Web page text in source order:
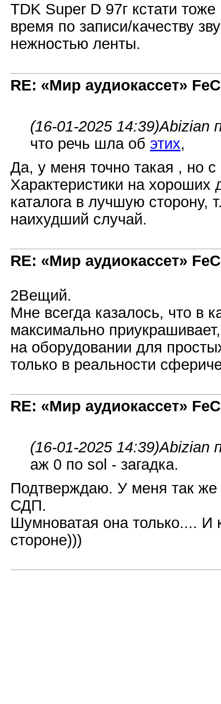
TDK Super D 97г кстати
время по записи/качеству
нежностью ленты.
RE: «Мир аудиокассет»
(16-01-2025 14:39)Abizian
что речь шла об этих,
Да, у меня точно такая , но
Характеристики на хороших
каталога в лучшую сторону,
наихудший случай.
RE: «Мир аудиокассет»
2Вещий.
Мне всегда казалось, что в
максимально
на оборудовании для
только в реальности
RE: «Мир аудиокассет»
(16-01-2025 14:39)Abizian
аж 0 по sol - загадка.
Подтверждаю. У меня так
СДП.
Шумноватая она только.... И
стороне)))